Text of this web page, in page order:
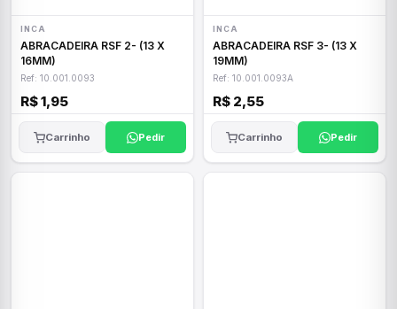
INCA
ABRACADEIRA RSF 2- (13 X
16MM)
Ref: 10.001.0093
R$ 1,95
Carrinho Pedir
INCA
ABRACADEIRA RSF 3- (13 X
19MM)
Ref: 10.001.0093A
R$ 2,55
Carrinho Pedir